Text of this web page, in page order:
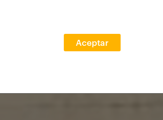
Aceptar